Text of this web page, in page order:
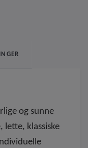
og sunne
klassiske